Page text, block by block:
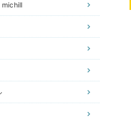
michill